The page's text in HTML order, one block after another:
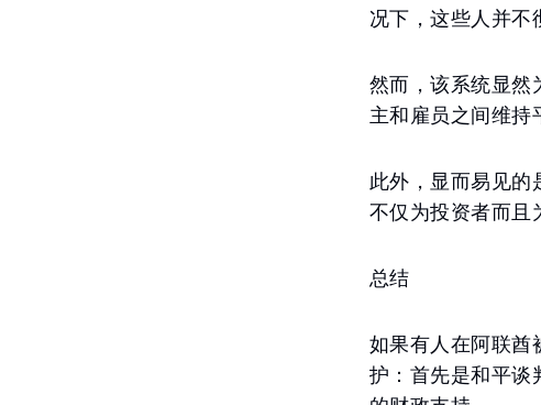
况下，这些人并不
然而，该系统显然
主和雇员之间维持
此外，显而易见的
不仅为投资者而且
总结
如果有人在阿联酋
护：首先是和平谈